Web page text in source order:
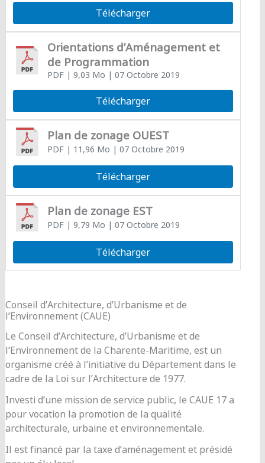
Télécharger
Orientations d’Aménagement et
de Programmation
PDF| 9,03 Mo | 07 Octobre 2019
Télécharger
Plan de zonage OUEST
PDF| 11,96 Mo | 07 Octobre 2019
Télécharger
Plan de zonage EST
PDF| 9,79 Mo | 07 Octobre 2019
Télécharger
Conseil d’Architecture, d’Urbanisme et de
l’Environnement (CAUE)
Le Conseil d’Architecture, d’Urbanisme et de
l’Environnement de la Charente-Maritime, est un
organisme créé à l’initiative du Département dans le
cadre de la Loi sur l’Architecture de 1977.
Investi d’une mission de service public, le CAUE 17 a
pour vocation la promotion de la qualité
architecturale, urbaine et environnementale.
Il est financé par la taxe d’aménagement et présidé